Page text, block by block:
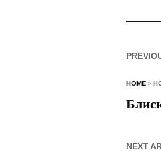
HOME>
NEXT